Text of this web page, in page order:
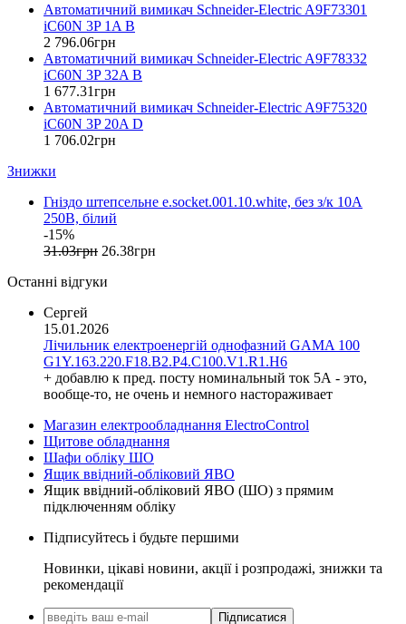
EON (Таїланд)
ETI (Словенія)
ETREL (Словенія)
Evrosvet (Україна)
Extherm (Німеччина)
F&F (Польща)
FRER (Італія)
FS (Україна)
Galkat (Україна)
GENERICA (Китай)
Gewiss (Італія)
Ginlong Solis (Китай)
Hager (Німеччина)
Haupa (Німеччина)
HD Hyundai Electric (Корея)
Hemstedt (Німеччина)
Horoz Electric (Туреччина)
Huawei (Китай)
Install Group (Україна)
IPmall (Україна)
JA SOLAR (Китай)
Jokari (Німеччина)
Kanlux
Katko (Фінляндія)
KNIPEX (Чехія)
Kolarz (Австрія)
Kopos (Чехія)
Legrand (Франція)
Автоматичний вимикач Schneider-Electric A9F73301
iC60N 3P 1A B
2 796.06грн
Автоматичний вимикач Schneider-Electric A9F78332
iC60N 3P 32A B
1 677.31грн
Автоматичний вимикач Schneider-Electric A9F75320
iC60N 3P 20A D
1 706.02грн
Знижки
Гніздо штепсельне e.socket.001.10.white, без з/к 10А
250В, білий
-15%
31.03грн 26.38грн
Останні відгуки
Сергей
15.01.2026
Лічильник електроенергій однофазний GAMA 100
G1Y.163.220.F18.B2.P4.C100.V1.R1.H6
+ добавлю к пред. посту номинальный ток 5А - это,
вообще-то, не очень и немного настораживает
Магазин електрообладнання ElectroControl
Щитове обладнання
Шафи обліку ШО
Ящик ввідний-обліковий ЯВО
Ящик ввідний-обліковий ЯВО (ШО) з прямим
підключенням обліку
Підписуйтесь і будьте першими
Новинки, цікаві новини, акції і розпродажі, знижки та
рекомендації
Підписатися